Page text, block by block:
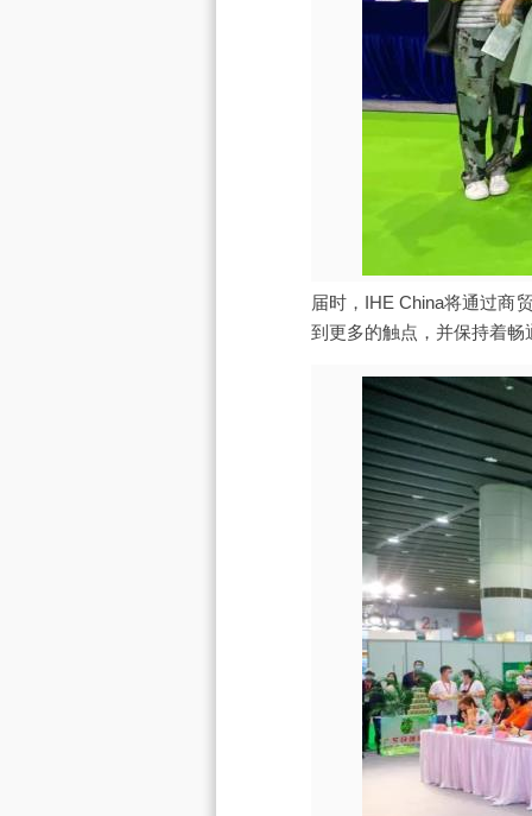
届时，IHE China将通过商
到更多的触点，并保持着